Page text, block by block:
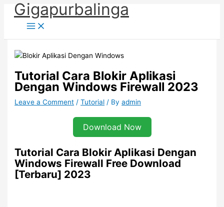
Skip
content
Gigapurbalinga
Tutorial Cara Blokir Aplikasi
Dengan Windows Firewall 2023
Leave a Comment /Tutorial / Byadmin
Download Now
Tutorial Cara Blokir Aplikasi Dengan
Windows Firewall Free Download
[Terbaru] 2023